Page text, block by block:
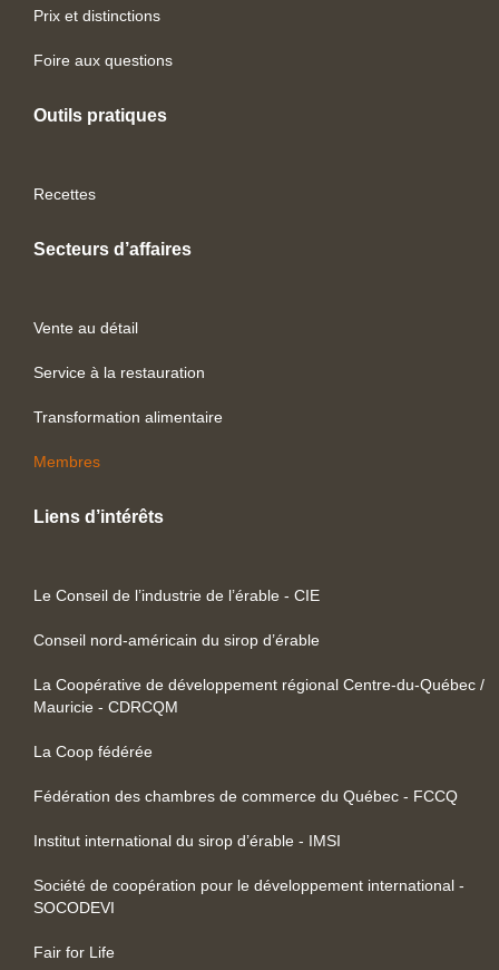
Prix et distinctions
Foire aux questions
Outils pratiques
Recettes
Secteurs d’affaires
Vente au détail
Service à la restauration
Transformation alimentaire
Membres
Liens d’intérêts
Le Conseil de l’industrie de l’érable - CIE
Conseil nord-américain du sirop d’érable
La Coopérative de développement régional Centre-du-Québec /
Mauricie - CDRCQM
La Coop fédérée
Fédération des chambres de commerce du Québec - FCCQ
Institut international du sirop d’érable - IMSI
Société de coopération pour le développement international -
SOCODEVI
Fair for Life